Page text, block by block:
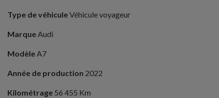
Type de véhiculeVéhicule voyageur
MarqueAudi
ModèleA7
Année de production 2022
Kilométrage 56 455 Km